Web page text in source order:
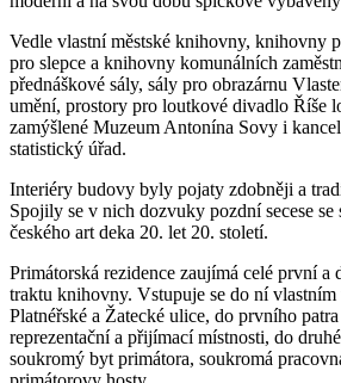
Vedle vlastní městské knihovny, knihovny
pro slepce a knihovny komunálních
přednáškové sály, sály pro obrazárnu
umění, prostory pro loutkové divadlo Říše
zamýšlené Muzeum Antonína Sovy i
statistický úřad.
Interiéry budovy byly pojaty zdobněji a
Spojily se v nich dozvuky pozdní secese
českého art deka 20. let 20. století.
Primátorská rezidence zaujímá celé první a
traktu knihovny. Vstupuje se do ní
Platnéřské a Žatecké ulice, do prvního
reprezentační a přijímací místnosti, do
soukromý byt primátora, soukromá